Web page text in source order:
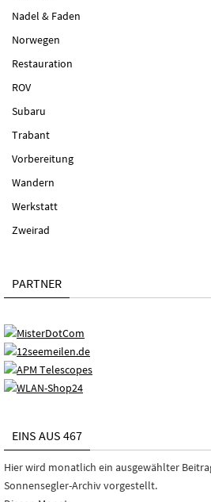
Nadel & Faden
Norwegen
Restauration
ROV
Subaru
Trabant
Vorbereitung
Wandern
Werkstatt
Zweirad
PARTNER
EINS AUS 467
Hier wird monatlich ein ausgewählter
Sonnensegler-Archiv vorgestellt.